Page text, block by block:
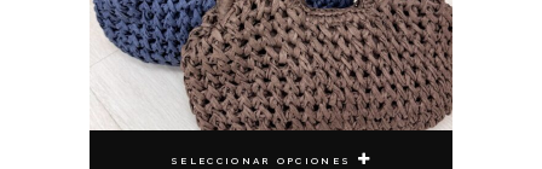
SELECCIONAR OPCIONES